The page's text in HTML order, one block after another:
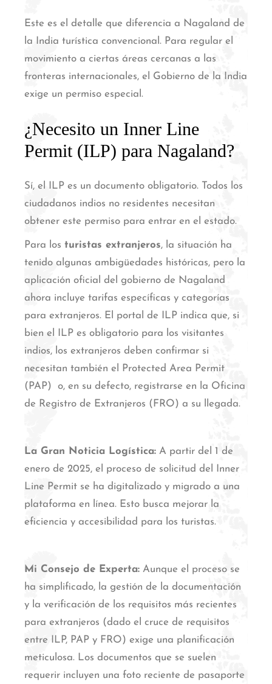
Este es el detalle que diferencia a Nagaland de
la India turística convencional. Para regular el
movimiento a ciertas áreas cercanas a las
fronteras internacionales, el Gobierno de la India
exige un permiso especial.
¿Necesito un Inner Line
Permit (ILP) para Nagaland?
Sí, el ILP es un documento obligatorio. Todos los
ciudadanos indios no residentes necesitan
obtener este permiso para entrar en el estado.
Para losturistas extranjeros, la situación ha
tenido algunas ambigüedades históricas, pero la
aplicación oficial del gobierno de Nagaland
ahora incluye tarifas específicas y categorías
para extranjeros. El portal de ILP indica que, si
bien el ILP es obligatorio para los visitantes
indios, los extranjeros deben confirmar si
necesitan también el Protected Area Permit
(PAP)
o, en su defecto, registrarse en la Oficina
de Registro de Extranjeros (FRO) a su llegada.
La Gran Noticia Logística: A partir del 1 de
enero de 2025, el proceso de solicitud del Inner
Line Permit se ha digitalizado y migrado a una
plataforma en línea. Esto busca mejorar la
eficiencia y accesibilidad para los turistas.
Mi Consejo de Experta: Aunque el proceso se
ha simplificado, la gestión de la documentación
y la verificación de los requisitos más recientes
para extranjeros (dado el cruce de requisitos
entre ILP, PAP y FRO) exige una planificación
meticulosa. Los documentos que se suelen
requerir incluyen una foto reciente de pasaporte